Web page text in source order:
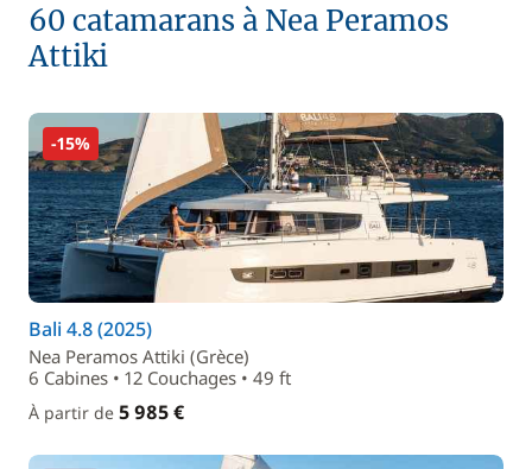
60 catamarans à Nea Peramos
Attiki
-15%
Bali 4.8 (2025)
Nea Peramos Attiki (Grèce)
6 Cabines • 12 Couchages • 49 ft
À partir de 5 985 €